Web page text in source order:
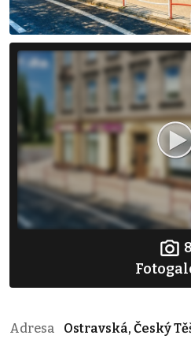
8
Adresa
Ostravská, Český